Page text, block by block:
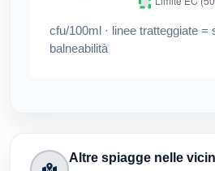
cfu/100ml · linee tratteggiate =
balneabilità
Altre spiagge nelle